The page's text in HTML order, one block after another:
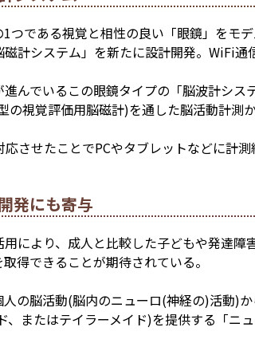
つである視覚と相性の良い「眼鏡」をモ
計システム」を新たに設計開発。WiFi通
んでいるこの眼鏡タイプの「脳波計シス
の視覚評価用脳磁計)を通した脳活動計測
させたことでPCやタブレットなどに計
発にも寄与
により、 成人と比較した子どもや発達障
得できることが期待されている。
の脳活動(脳内のニューロ(神経の)活動)
、またはテイラーメイド)を提供する「ニ